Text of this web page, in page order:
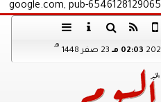
google.com, pub-
02:03 مـ 23 صفر 1448
هـ